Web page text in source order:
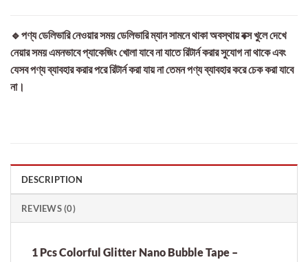
🔹পণ্য ডেলিভারি নেওয়ার সময় ডেলিভারি ম্যান সামনে থাকা অবস্থায় বক্স খুলে দেখে
নেয়ার সময় এমনভাবে প্যাকেজিং খোলা যাবে না যাতে রিটার্ন করার সুযোগ না থাকে এবং
যেসব পণ্য ব্যাবহার করার পরে রিটার্ন করা যায় না তেমন পণ্য ব্যাবহার করে চেক করা যাবে
না।
DESCRIPTION
REVIEWS (0)
1 Pcs Colorful Glitter Nano Bubble Tape –